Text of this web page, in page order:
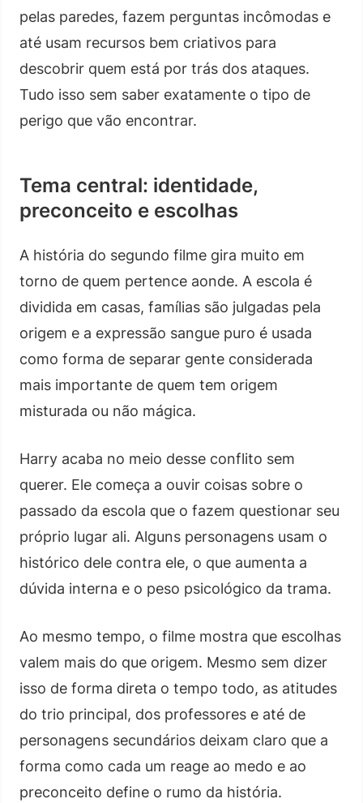
pelas paredes, fazem perguntas incômodas e
até usam recursos bem criativos para
descobrir quem está por trás dos ataques.
Tudo isso sem saber exatamente o tipo de
perigo que vão encontrar.
Tema central: identidade,
preconceito e escolhas
A história do segundo filme gira muito em
torno de quem pertence aonde. A escola é
dividida em casas, famílias são julgadas pela
origem e a expressão sangue puro é usada
como forma de separar gente considerada
mais importante de quem tem origem
misturada ou não mágica.
Harry acaba no meio desse conflito sem
querer. Ele começa a ouvir coisas sobre o
passado da escola que o fazem questionar seu
próprio lugar ali. Alguns personagens usam o
histórico dele contra ele, o que aumenta a
dúvida interna e o peso psicológico da trama.
Ao mesmo tempo, o filme mostra que escolhas
valem mais do que origem. Mesmo sem dizer
isso de forma direta o tempo todo, as atitudes
do trio principal, dos professores e até de
personagens secundários deixam claro que a
forma como cada um reage ao medo e ao
preconceito define o rumo da história.